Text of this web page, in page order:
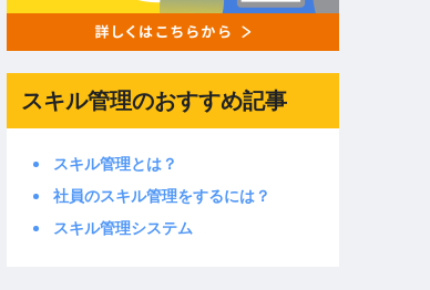
スキル管理のおすすめ記事
スキル管理とは？
社員のスキル管理をするには？
スキル管理システム